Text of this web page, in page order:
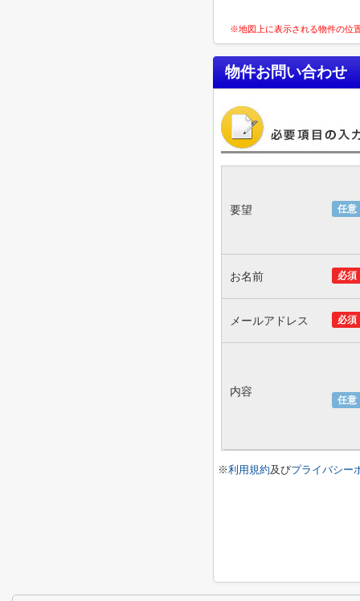
※地図上に表示される物件の位
物件お問い合わせ
任意
要望
必須
お名前
必須
メールアドレス
任意
内容
※利用規約及びプライバシー